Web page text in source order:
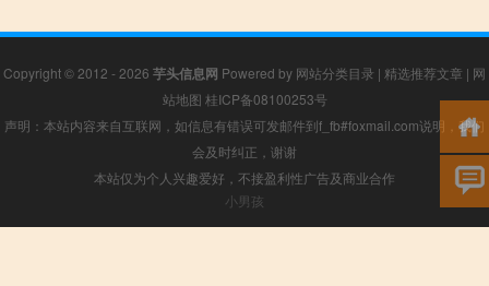
Copyright © 2012 - 2026 芋头信息网 Powered by 网站分类目录 | 精选推荐文章 | 网
站地图 桂ICP备08100253号
声明：本站内容来自互联网，如信息有错误可发邮件到f_fb#foxmail.com说明，我们
会及时纠正，谢谢
本站仅为个人兴趣爱好，不接盈利性广告及商业合作
小男孩